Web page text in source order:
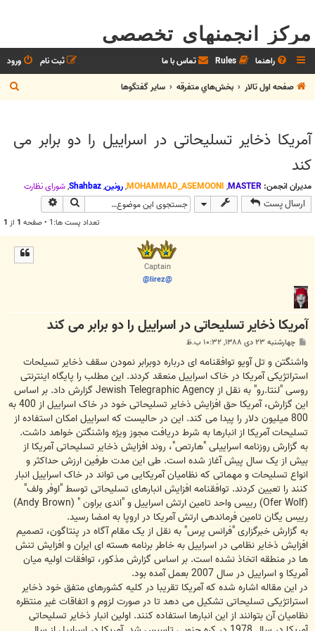
مرکز انجمنهای تخصصی
راهنما Rules تماس با ما ورود
ثبت نام
صفحه اول تالار
بخش‌‌هاي متفرقه ساير گفتگوها
س
آمریکا ذخایر تسلیحاتی در اسراییل را دو برابر می
کند
مدیران انجمن: MASTER
,
MOHAMMAD_ASEMOONI
,رونین,
Shahbaz
,شوراي نظارت
ارسال پست جستجو
تعداد پست ها:1 • صفحه 1 از 1
Captain
@lirez@
آمریکا ذخایر تسلیحاتی در اسراییل را دو برابر می کند
س
ت
چهارشنبه ۲۳ دی ۱۳۸۸, ۱۰:۳۲ ب.ظ
واشنگتن و تل آویو توافقنامه ای درباره دوبرابر نمودن سقف ذخایر تسیلحات
استراتژیکی آمریکا در خاک اسراییل منعقد کردند. این مطلب را پایگاه اینترنتی
روسی "لنتا.رو" به نقل از Jewish Telegraphic Agency گزارش داد. بر اساس
این گزارش، آمریکا حق افزایش ذخایر تسلیحاتی خود در خاک اسراییل از 400 به
800 میلیون دلار را پیدا می کند. این در حالیست که اسراییل امکان استفاده از
تسلیحات آمریکا از انبارها به شرط دریافت مجوز ویژه واشنگتن خواهد داشت.
به گزارش روزنامه اسراییلی "هارتص"، روند افزایش ذخایر تسلیحاتی آمریکا از
بیش از یک سال پیش آغاز شده است. طی این مدت طرفین ارزش حداکثر و
انواع تسلیحات و مهماتی که نظامیان آمریکایی می تواند در خاک اسراییل انبار
کنند را تعیین کردند. توافقنامه افزایش انبارهای تسلیحاتی توسط "اوفر ولف"
(Ofer Wolf) رییس واحد تامین ارتش اسراییل و "اندی براون " (Andy Brown)
رییس یگان تامین فرماندهی ارتش آمریکا در اروپا به امضا رسید.
به گزارش خبرگزاری "فرانس پرس" به نقل از یک مقام آگاه در پنتاگون، تصمیم
افزایش ذخایر نظامی در اسراییل به خاطر برنامه هسته ای ایران و افزایش تنش
ها در منطقه اتخاذ نشده است. بر اساس گزارش مذکور، توافقات اولیه میان
آمریکا و اسراییل در سال 2007 بعمل آمده بود.
در این مقاله اشاره شده که آمریکا تقریبا در کلیه کشورهای متفق خود ذخایر
استراتژیکی تسلیحاتی تشکیل می دهد تا در صورت لزوم و اتفاقات غیر منتظره
نظامیان آن بتوانند از این انبارها استفاده کنند. اولین انبار ذخایر تسلیحاتی